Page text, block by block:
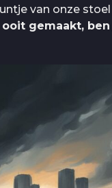
van onze
ooit gemaakt,